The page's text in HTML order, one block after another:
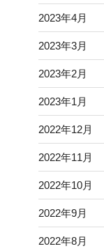
2023年4月
2023年3月
2023年2月
2023年1月
2022年12月
2022年11月
2022年10月
2022年9月
2022年8月